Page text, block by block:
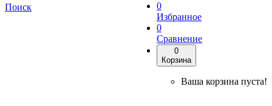
0
Избранное
0
Сравнение
0
Корзина
Ваша корзина пуста!
Поиск